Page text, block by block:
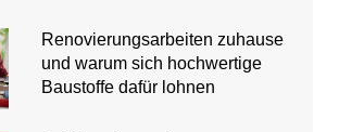
Renovierungsarbeiten zuhause
und warum sich hochwertige
Baustoffe dafür lohnen